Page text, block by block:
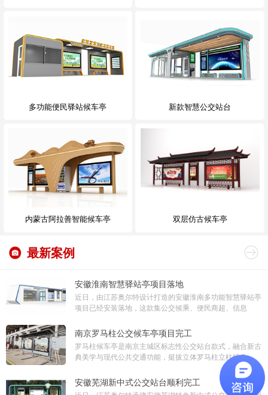
多功能便民驿站候车亭 新款智慧公交站台
内蒙古阿拉善智能候车亭 双层仿古候车亭
最新案例
安徽淮南智慧驿站亭项目落地
近日，由江苏奥尔特设计打造的安徽淮南多功能智慧驿站亭
项目已经安装落地，这款集公交候乘、便民商超、信息
南京罗马柱公交候车亭项目完工
罗马柱候车亭是南京主城区标志性公交站台款式，融合新古
典美学与现代公共交通功能，挺拔立体罗马柱立柱线条
安徽芜湖新中式公交站台顺利完工